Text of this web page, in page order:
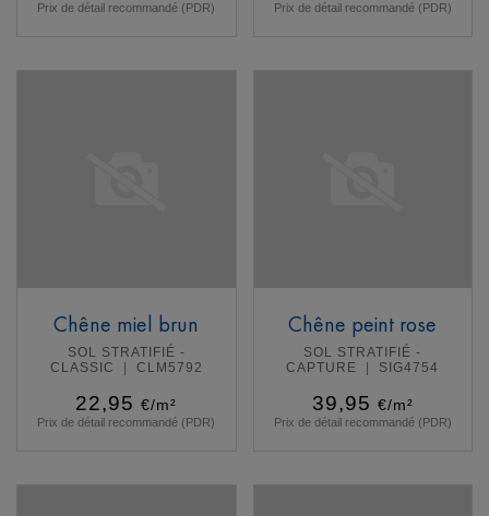
Prix de détail recommandé (PDR) Prix de détail recommandé (PDR)
Chêne miel brun
SOL STRATIFIÉ -
CLASSIC
CLM5792
22,95 €/m²
Prix de détail recommandé (PDR)
Chêne peint rose
SOL STRATIFIÉ -
CAPTURE
SIG4754
39,95 €/m²
Prix de détail recommandé (PDR)